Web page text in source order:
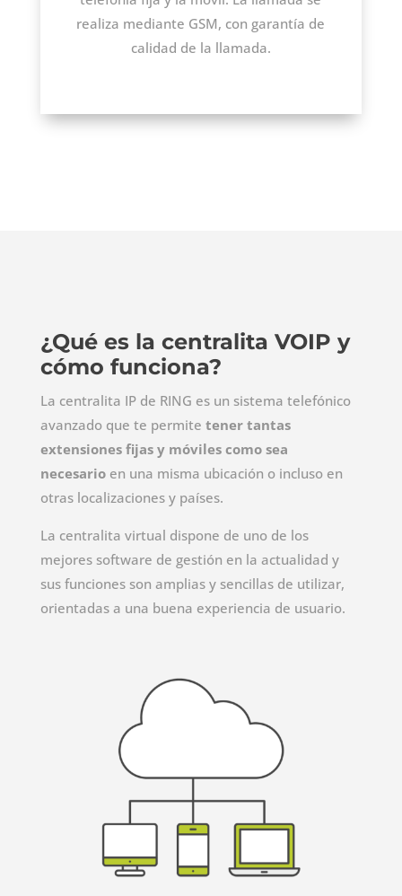
realiza mediante GSM, con garantía de
calidad de la llamada.
¿Qué es la centralita VOIP y
cómo funciona?
La centralita IP de RING es un sistema telefónico
avanzado que te permite tener tantas
extensiones fijas y móviles como sea
necesarioen una misma ubicación o incluso en
otras localizaciones y países.
La centralita virtual dispone de uno de los
mejores software de gestión en la actualidad y
sus funciones son amplias y sencillas de utilizar,
orientadas a una buena experiencia de usuario.